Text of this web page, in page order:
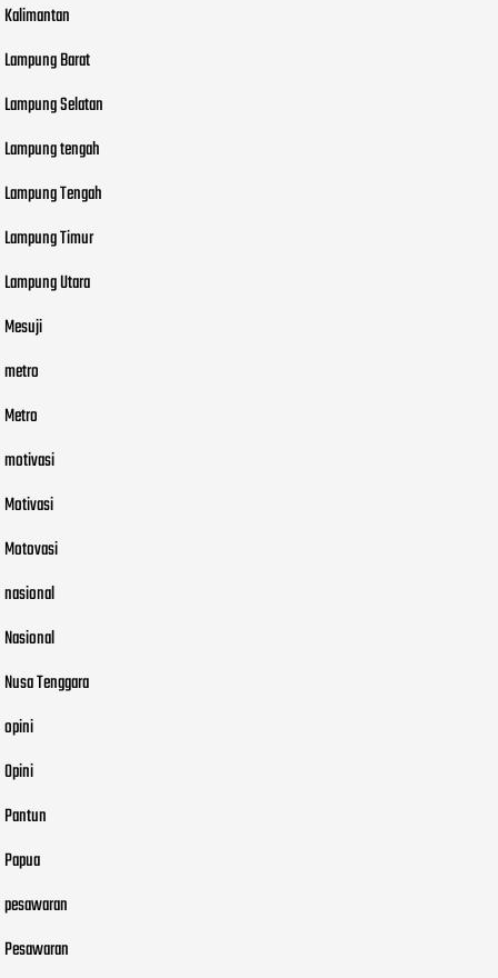
Kalimantan
Lampung Barat
Lampung Selatan
Lampung tengah
Lampung Tengah
Lampung Timur
Lampung Utara
Mesuji
metro
Metro
motivasi
Motivasi
Motovasi
nasional
Nasional
Nusa Tenggara
opini
Opini
Pantun
Papua
pesawaran
Pesawaran